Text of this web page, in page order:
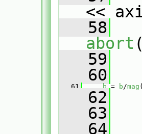
<<
   58
abort
   59
   60
   61
b = b/mag
   62
   63
   64